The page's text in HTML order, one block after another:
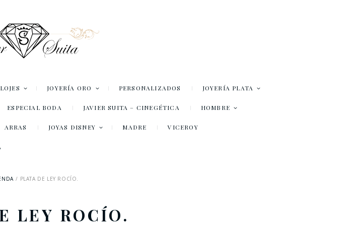
JOYERÍA ORO PERSONALIZADOS JOYERÍA PLATA
ESPECIAL BODA JAVIER SUITA – CINEGÉTICA HOMBRE
ARRAS JOYAS DISNEY MADRE VICEROY
PLATA DE LEY ROCÍO.
LEY ROCÍO.